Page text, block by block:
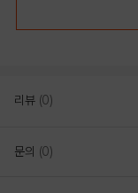
리뷰 (0)
문의 (0)